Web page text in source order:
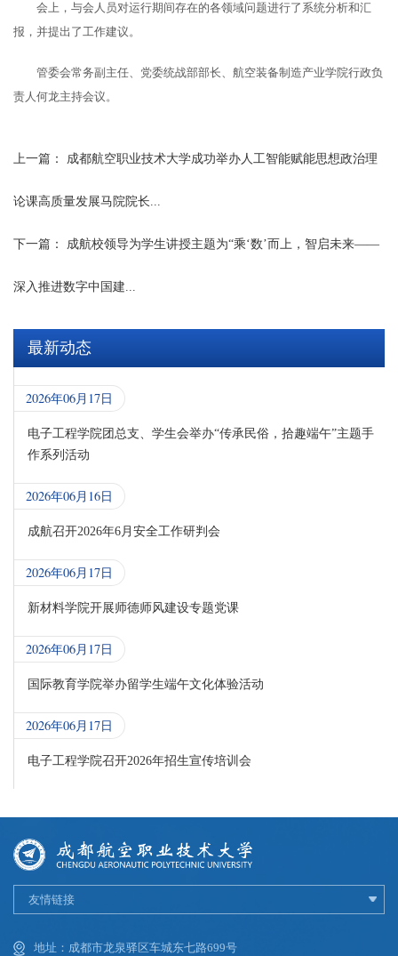
会上，与会人员对运行期间存在的各领域问题进行了系统分析和汇
报，并提出了工作建议。
管委会常务副主任、党委统战部部长、航空装备制造产业学院行政负
责人何龙主持会议。
上一篇： 成都航空职业技术大学成功举办人工智能赋能思想政治理
论课高质量发展马院院长...
下一篇： 成航校领导为学生讲授主题为“乘‘数’而上，智启未来——
深入推进数字中国建...
最新动态
2026年06月17日
电子工程学院团总支、学生会举办“传承民俗，拾趣端午”主题手
作系列活动
2026年06月16日
成航召开2026年6月安全工作研判会
2026年06月17日
新材料学院开展师德师风建设专题党课
2026年06月17日
国际教育学院举办留学生端午文化体验活动
2026年06月17日
电子工程学院召开2026年招生宣传培训会
友情链接
地址：成都市龙泉驿区车城东七路699号